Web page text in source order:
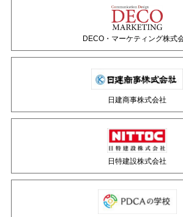
DECO・マーケティング株式
日建商事株式会社
日特建設株式会社